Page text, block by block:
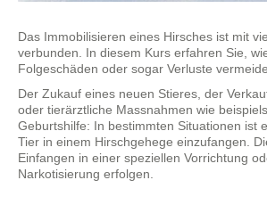
Das Immobilisieren eines Hirsches ist mit
verbunden. In diesem Kurs erfahren Sie,
Folgeschäden oder sogar Verluste
Der Zukauf eines neuen Stieres, der
oder tierärztliche Massnahmen wie
Geburtshilfe: In bestimmten Situationen ist
Tier in einem Hirschgehege einzufangen.
Einfangen in einer speziellen Vorrichtung
Narkotisierung erfolgen.